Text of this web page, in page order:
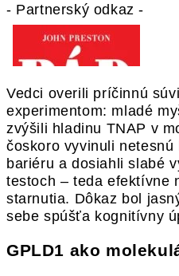
- Partnerský odkaz -
Vedci overili príčinnú
experimentom: mladé
zvýšili hladinu TNAP v
čoskoro vyvinuli netesnú
bariéru a dosiahli slabé
testoch – teda efektívne
starnutia. Dôkaz bol
sebe spúšťa kognitívny
GPLD1 ako